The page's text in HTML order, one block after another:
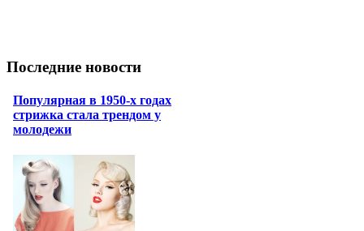
Последние новости
Популярная в 1950-х годах
стрижка стала трендом у
молодежи